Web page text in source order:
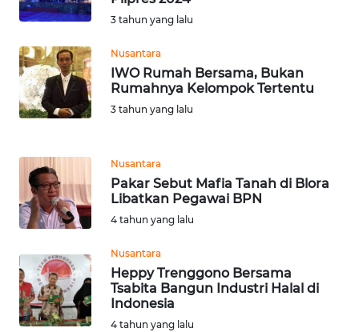
3 tahun yang lalu
Nusantara
IWO Rumah Bersama, Bukan
Rumahnya Kelompok Tertentu
3 tahun yang lalu
Nusantara
Pakar Sebut Mafia Tanah di Blora
Libatkan Pegawai BPN
4 tahun yang lalu
Nusantara
Heppy Trenggono Bersama
Tsabita Bangun Industri Halal di
Indonesia
4 tahun yang lalu
WN
TOBA
WN
NIAS
LANGKAT
WN
TAPANULI
WN
TANJUNG
LESUNG